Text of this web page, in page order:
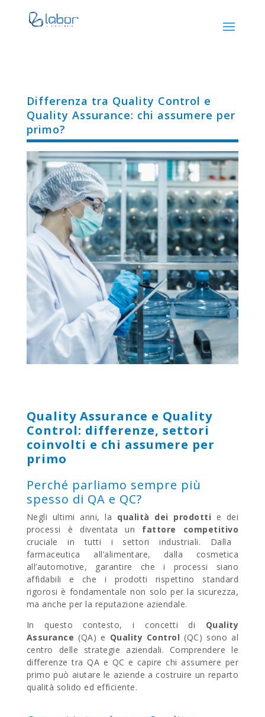
Differenza tra Quality Control e
Quality Assurance: chi assumere per
primo?
Quality Assurance e Quality
Control: differenze, settori
coinvolti e chi assumere per
primo
Perché parliamo sempre più
spesso di QA e QC?
Negli ultimi anni, la qualità dei prodotti e dei
processi è diventata un fattore competitivo
cruciale in tutti i settori industriali. Dalla
farmaceutica all’alimentare, dalla cosmetica
all’automotive, garantire che i processi siano
affidabili e che i prodotti rispettino standard
rigorosi è fondamentale non solo per la sicurezza,
ma anche per la reputazione aziendale.
In questo contesto, i concetti di Quality
Assurance (QA) e Quality Control (QC) sono al
centro delle strategie aziendali. Comprendere le
differenze tra QA e QC e capire chi assumere per
primo può aiutare le aziende a costruire un reparto
qualità solido ed efficiente.